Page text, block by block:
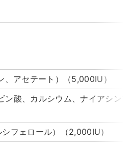
、アセテート）（5,000IU）
ン酸、カルシウム、ナイアシン
フェロール）（2,000IU）